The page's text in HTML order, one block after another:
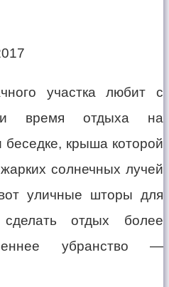
участка любит с
время отдыха на
крыша которой
солнечных лучей
уличные шторы для
отдых более
убранство —